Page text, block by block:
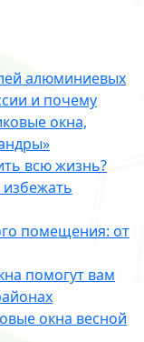
алюминиевых
и почему
окна,
всю жизнь?
помещения: от
помогут вам
окна весной